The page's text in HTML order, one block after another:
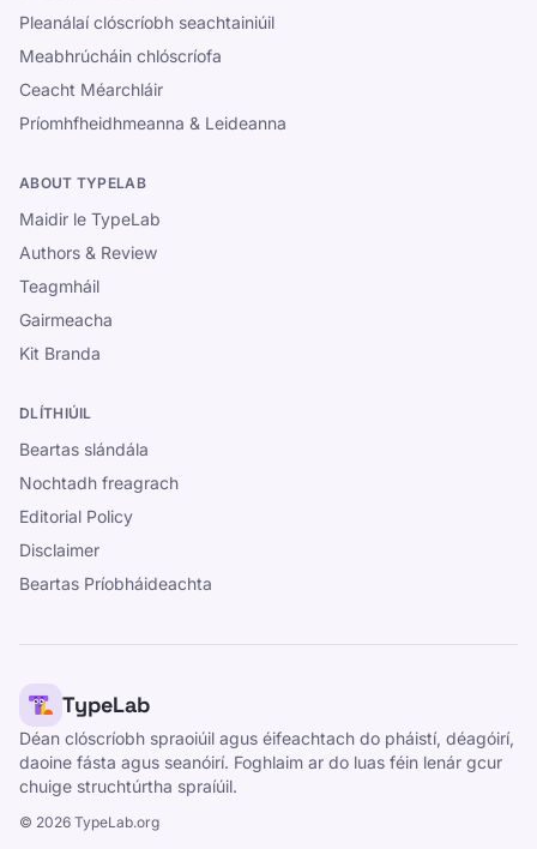
Pleanálaí clóscríobh seachtainiúil
Meabhrúcháin chlóscríofa
Ceacht Méarchláir
Príomhfheidhmeanna & Leideanna
ABOUT TYPELAB
Maidir le TypeLab
Authors & Review
Teagmháil
Gairmeacha
Kit Branda
DLÍTHIÚIL
Beartas slándála
Nochtadh freagrach
Editorial Policy
Disclaimer
Beartas Príobháideachta
TypeLab
Déan clóscríobh spraoiúil agus éifeachtach do pháistí, déagóirí,
daoine fásta agus seanóirí. Foghlaim ar do luas féin lenár gcur
chuige struchtúrtha spraíúil.
© 2026 TypeLab.org